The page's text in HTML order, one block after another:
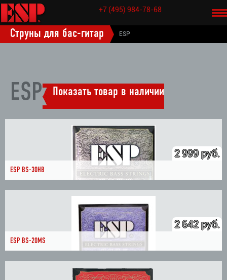
+7 (495) 984-78-68
Струны для бас-гитар ESP
НАЗАД
ESP Показать товар в наличии
2 999 руб.
ESP BS-30HB
2 642 руб.
ESP BS-20MS